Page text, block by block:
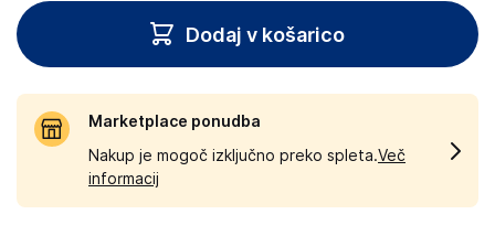
Dodaj v košarico
Marketplace ponudba
Nakup je mogoč izključno preko spleta.Več
informacij